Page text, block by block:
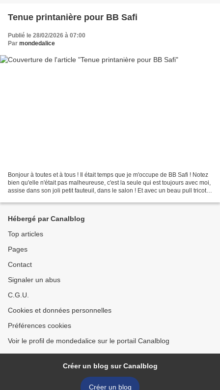
Tenue printanière pour BB Safi
Publié le 28/02/2026 à 07:00
Par mondedalice
Bonjour à toutes et à tous ! Il était temps que je m'occupe de BB Safi ! Notez
bien qu'elle n'était pas malheureuse, c'est la seule qui est toujours avec moi,
assise dans son joli petit fauteuil, dans le salon ! Et avec un beau pull tricoté
Hébergé par Canalblog
Top articles
Pages
Contact
Signaler un abus
C.G.U.
Cookies et données personnelles
Préférences cookies
Voir le profil de mondedalice sur le portail Canalblog
Créer un blog sur Canalblog
Créer un blog